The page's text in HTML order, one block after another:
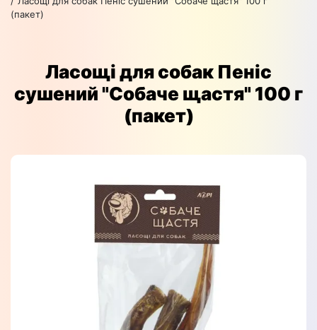
(пакет)
Ласощі для собак Пеніс
сушений "Собаче щастя" 100 г
(пакет)